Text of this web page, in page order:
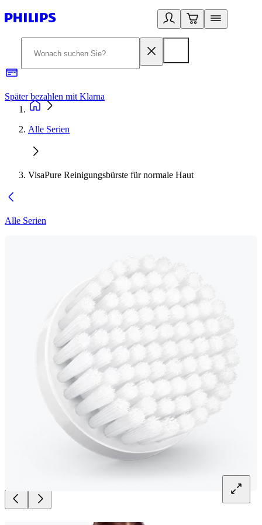
Später bezahlen mit Klarna
Alle Serien
VisaPure Reinigungsbürste für normale Haut
Alle Serien